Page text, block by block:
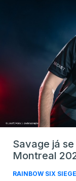
Savage já
Montreal
RAINBOW SIX SIEGE